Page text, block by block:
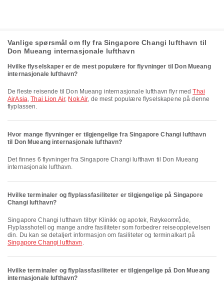
Vanlige spørsmål om fly fra Singapore Changi lufthavn til
Don Mueang internasjonale lufthavn
Hvilke flyselskaper er de mest populære for flyvninger til Don Mueang
internasjonale lufthavn?
De fleste reisende til Don Mueang internasjonale lufthavn flyr medThai
AirAsia,Thai Lion Air, Nok Air, de mest populære flyselskapene på denne
flyplassen.
Hvor mange flyvninger er tilgjengelige fra Singapore Changi lufthavn
til Don Mueang internasjonale lufthavn?
Det finnes 6 flyvninger fra Singapore Changi lufthavn til Don Mueang
internasjonale lufthavn.
Hvilke terminaler og flyplassfasiliteter er tilgjengelige på Singapore
Changi lufthavn?
Singapore Changi lufthavn tilbyr Klinikk og apotek, Røykeområde,
Flyplasshotell og mange andre fasiliteter som forbedrer reiseopplevelsen
din. Du kan se detaljert informasjon om fasiliteter og terminalkart på
Singapore Changi lufthavn .
Hvilke terminaler og flyplassfasiliteter er tilgjengelige på Don Mueang
internasjonale lufthavn?